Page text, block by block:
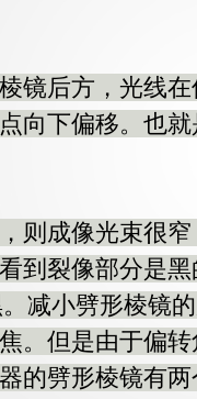
镜后方，光线
向下偏移。也
则成像光束很
到裂像部分是
减小劈形棱镜
。但是由于偏
的劈形棱镜有